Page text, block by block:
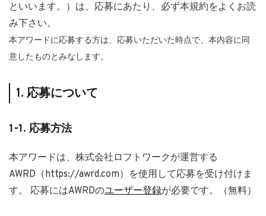
といいます。）は、応募にあたり、必ず本規約をよくお読
み下さい。
本アワードに応募する⽅は、応募いただいた時点で、本内容に同
意したものとみなします。
1. 応募について
1-1. 応募⽅法
本アワードは、株式会社ロフトワークが運営する
AWRD（https://awrd.com）を使⽤して応募を受け付けま
す。 応募にはAWRDのユーザー登録が必要です。（無料）